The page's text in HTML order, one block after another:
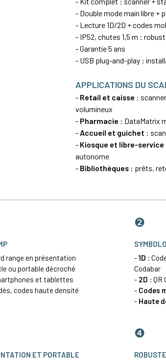
- Double mode main libre +
- Lecture 1D/2D + codes
- IP52, chutes 1,5 m :
- Garantie 5 ans
- USB plug-and-play :
APPLICATIONS DU
- Retail et caisse :
volumineux
- Pharmacie : DataMatrix
- Accueil et guichet :
- Kiosque et libre-service
autonome
- Bibliothèques : prêts,
range en présentation
ou portable décroché
et tablettes
codes haute densité
❷
-1D :
Codabar
- 2D : QR
- Codes
- Haute
ET PORTABLE
❹